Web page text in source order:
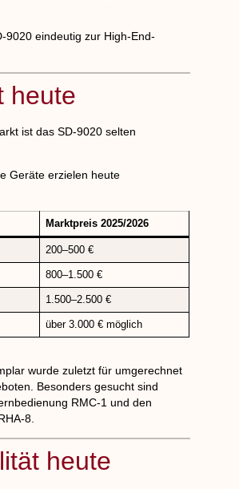
9020 eindeutig zur High-End-
heute
ist das SD-9020 selten
Geräte erzielen heute
Marktpreis 2025/2026
200–500 €
800–1.500 €
1.500–2.500 €
über 3.000 € möglich
wurde zuletzt für umgerechnet
Besonders gesucht sind
RMC-1 und den
8.
heute